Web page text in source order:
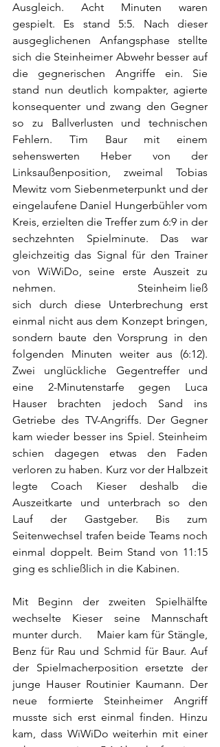
Ausgleich. Acht Minuten waren
gespielt. Es stand 5:5. Nach dieser
ausgeglichenen Anfangsphase stellte
sich die Steinheimer Abwehr besser auf
die gegnerischen Angriffe ein. Sie
stand nun deutlich kompakter, agierte
konsequenter und zwang den Gegner
so zu Ballverlusten und technischen
Fehlern. Tim Baur mit einem
sehenswerten Heber von der
Linksaußenposition, zweimal Tobias
Mewitz vom Siebenmeterpunkt und der
eingelaufene Daniel Hungerbühler vom
Kreis, erzielten die Treffer zum 6:9 in der
sechzehnten Spielminute. Das war
gleichzeitig das Signal für den Trainer
von WiWiDo, seine erste Auszeit zu
nehmen.                           Steinheim ließ
sich durch diese Unterbrechung erst
einmal nicht aus dem Konzept bringen,
sondern baute den Vorsprung in den
folgenden Minuten weiter aus (6:12).
Zwei unglückliche Gegentreffer und
eine 2-Minutenstarfe gegen Luca
Hauser brachten jedoch Sand ins
Getriebe des TV-Angriffs. Der Gegner
kam wieder besser ins Spiel. Steinheim
schien dagegen etwas den Faden
verloren zu haben. Kurz vor der Halbzeit
legte Coach Kieser deshalb die
Auszeitkarte und unterbrach so den
Lauf der Gastgeber. Bis zum
Seitenwechsel trafen beide Teams noch
einmal doppelt. Beim Stand von 11:15
ging es schließlich in die Kabinen.
Mit Beginn der zweiten Spielhälfte
wechselte Kieser seine Mannschaft
munter durch.     Maier kam für Stängle,
Benz für Rau und Schmid für Baur. Auf
der Spielmacherposition ersetzte der
junge Hauser Routinier Kaumann. Der
neue formierte Steinheimer Angriff
musste sich erst einmal finden. Hinzu
kam, dass WiWiDo weiterhin mit einer